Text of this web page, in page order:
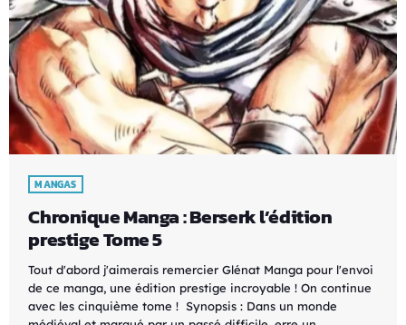
MANGAS
Chronique Manga : Berserk l’édition
prestige Tome 5
Tout d'abord j'aimerais remercier Glénat Manga pour l'envoi
de ce manga, une édition prestige incroyable ! On continue
avec les cinquième tome ! Synopsis : Dans un monde